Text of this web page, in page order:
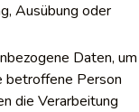
Ausübung oder
Daten, um
betroffene Person
die Verarbeitung